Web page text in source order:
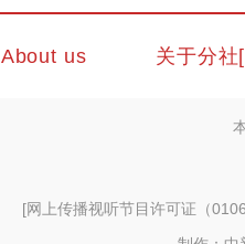
About us 关于分社
[网上传播视听节目许可证（